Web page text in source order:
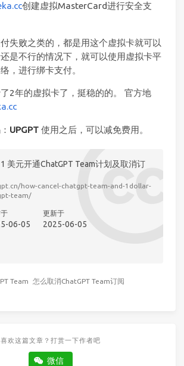
创建虚拟MasterCard进行安全支
失败之类的，都是用这个虚拟卡就可以
是不行的情况下，就可以使用虚拟卡平
，进行绑卡支付。
2年的虚拟卡了，挺稳的的。 官方地
UPGPT 使用之后，可以减免费用。
美元开通ChatGPT Team计划及取消订
how-cancel-chatgpt-team-and-1dollar-
team/
06-05
更新于
2025-06-05
Team 怎么取消ChatGPT Team订阅
喜欢这篇文章？打赏一下作者吧
微信